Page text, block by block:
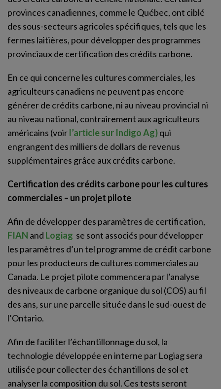
provinces canadiennes, comme le Québec, ont ciblé
des sous-secteurs agricoles spécifiques, tels que les
fermes laitières, pour développer des programmes
provinciaux de certification des crédits carbone.
En ce qui concerne les cultures commerciales, les
agriculteurs canadiens ne peuvent pas encore
générer de crédits carbone, ni au niveau provincial ni
au niveau national, contrairement aux agriculteurs
américains (voirl’article sur Indigo Ag) qui
engrangent des milliers de dollars de revenus
supplémentaires grâce aux crédits carbone.
Certification des crédits carbone pour les cultures
commerciales – un projet pilote
Afin de développer des paramètres de certification,
FIAN and Logiag se sont associés pour développer
les paramètres d’un tel programme de crédit carbone
pour les producteurs de cultures commerciales au
Canada. Le projet pilote commencera par l’analyse
des niveaux de carbone organique du sol (COS) au fil
des ans, sur une parcelle située dans le sud-ouest de
l’Ontario.
Afin de faciliter l’échantillonnage du sol, la
technologie développée en interne par Logiag sera
utilisée pour collecter des échantillons de sol et
analyser la composition du sol. Ces tests seront